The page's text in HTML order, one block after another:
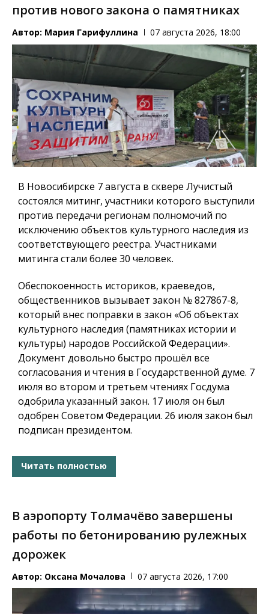
против нового закона о памятниках
Автор: Мария Гарифуллина 07 августа 2026, 18:00
В Новосибирске 7 августа в сквере Лучистый
состоялся митинг, участники которого выступили
против передачи регионам полномочий по
исключению объектов культурного наследия из
соответствующего реестра. Участниками
митинга стали более 30 человек.
Обеспокоенность историков, краеведов,
общественников вызывает закон № 827867-8,
который внес поправки в закон «Об объектах
культурного наследия (памятниках истории и
культуры) народов Российской Федерации».
Документ довольно быстро прошёл все
согласования и чтения в Государственной думе. 7
июля во втором и третьем чтениях Госдума
одобрила указанный закон. 17 июля он был
одобрен Советом Федерации. 26 июля закон был
подписан президентом.
Читать полностью
В аэропорту Толмачёво завершены
работы по бетонированию рулежных
дорожек
Автор: Оксана Мочалова 07 августа 2026, 17:00